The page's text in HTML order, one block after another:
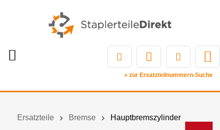
» zur Ersatzteilnummern-Suche
Ersatzteile Bremse Hauptbremszylinder